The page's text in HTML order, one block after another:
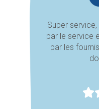
Super
par le service
par les